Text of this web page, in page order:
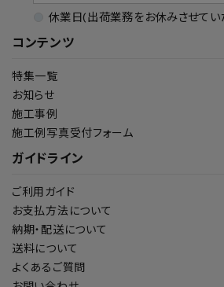
コンテンツ
特集一覧
お知らせ
施工事例
施工例写真受付フォーム
ガイドライン
ご利用ガイド
お支払方法について
納期・配送について
送料について
よくあるご質問
休業日(出荷業務をお休みさせてい